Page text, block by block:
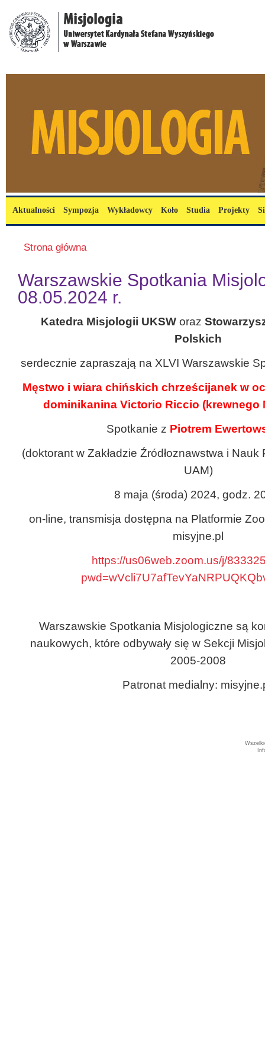
Menu główne
Aktualności Sympozja Wykładowcy Koło Studia Projekty
Jesteś tutaj
Strona główna
Warszawskie Spotkania
08.05.2024 r.
Katedra Misjologii UKSW oraz
Polskich
serdecznie zapraszają na XLVI Warszawskie
Męstwo i wiara chińskich chrześcijanek w
dominikanina Victorio Riccio (krewnego
Spotkanie z Piotrem
(doktorant w Zakładzie Źródłoznawstwa i
UAM)
8 maja (środa) 2024, godz.
on-line, transmisja dostępna na Platformie
misyjne.pl
https://us06web.zoom.us/j/
Warszawskie Spotkania Misjologiczne są
naukowych, które odbywały się w Sekcji
2005-2008
Patronat medialny: